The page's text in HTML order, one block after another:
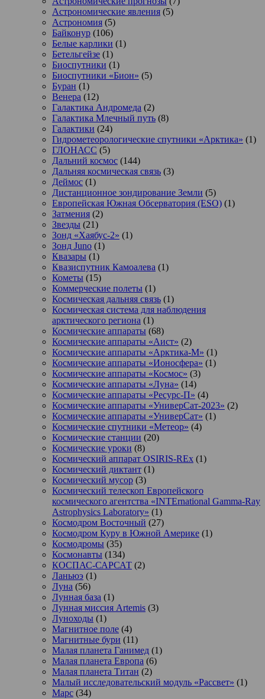
Астрономические явления (5)
Астрономия (5)
Байконур (106)
Белые карлики (1)
Бетельгейзе (1)
Биоспутники (1)
Биоспутники «Бион» (5)
Буран (1)
Венера (12)
Галактика Андромеда (2)
Галактика Млечный путь (8)
Галактики (24)
Гидрометеорологические спутники «Арктика» (1)
ГЛОНАСС (5)
Дальний космос (144)
Дальняя космическая связь (3)
Деймос (1)
Дистанционное зондирование Земли (5)
Европейская Южная Обсерватория (ESO) (1)
Затмения (2)
Звезды (21)
Зонд «Хаябус-2» (1)
Зонд Juno (1)
Квазары (1)
Квазиспутник Камоалева (1)
Кометы (15)
Коммерческие полеты (1)
Космическая дальняя связь (1)
Космическая система для наблюдения
арктического региона (1)
Космические аппараты (68)
Космические аппараты «Аист» (2)
Космические аппараты «Арктика-М» (1)
Космические аппараты «Ионосфера» (1)
Космические аппараты «Космос» (3)
Космические аппараты «Луна» (14)
Космические аппараты «Ресурс-П» (4)
Космические аппараты «УниверСат-2023» (2)
Космические аппараты «УниверСат» (1)
Космические спутники «Метеор» (4)
Космические станции (20)
Космические уроки (8)
Космический аппарат OSIRIS-REx (1)
Космический диктант (1)
Космический мусор (3)
Космический телескоп Европейского
космического агентства «INTErnational Gamma-Ray
Astrophysics Laboratory» (1)
Космодром Восточный (27)
Космодром Куру в Южной Америке (1)
Космодромы (35)
Космонавты (134)
КОСПАС-САРСАТ (2)
Ланьюэ (1)
Луна (56)
Лунная база (1)
Лунная миссия Artemis (3)
Луноходы (1)
Магнитное поле (4)
Магнитные бури (11)
Малая планета Ганимед (1)
Малая планета Европа (6)
Малая планета Титан (2)
Малый исследовательский модуль «Рассвет» (1)
Марс (34)